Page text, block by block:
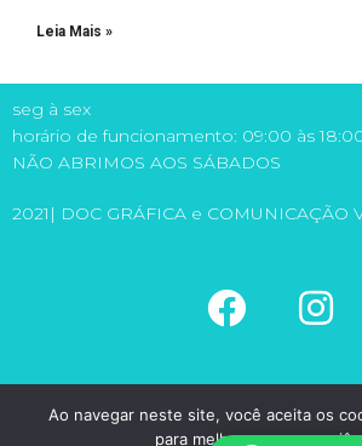
Leia Mais »
seg à sex
horário de funcionamento: 09:00 às
NÃO ABRIMOS AOS SÁBADOS
2021| DOC GRÁFICA e COMUNICAÇÃO
Ao navegar neste site, você aceita os
para melhorar sua